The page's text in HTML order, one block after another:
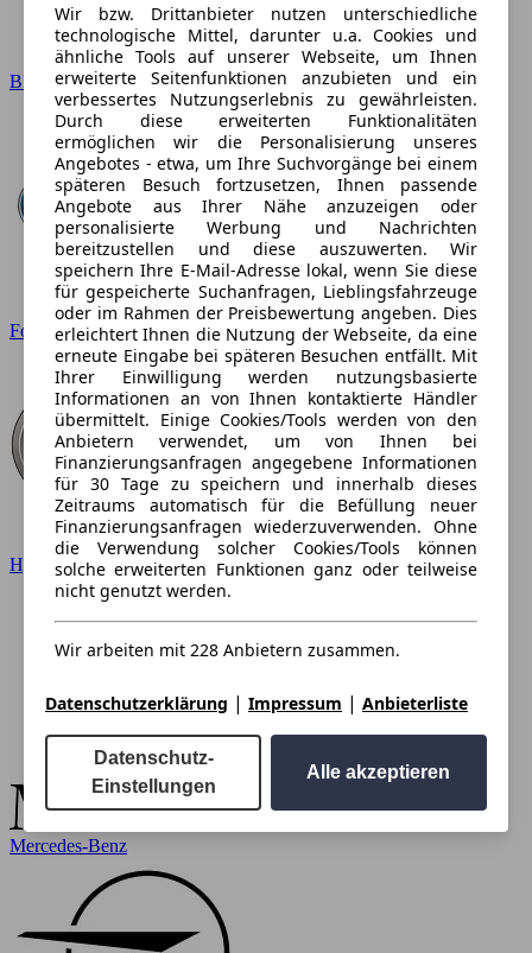
BMW
Ford
Hyundai
Mercedes-Benz
Wir bzw. Drittanbieter nutzen unterschiedliche
technologische Mittel, darunter u.a. Cookies und
ähnliche Tools auf unserer Webseite, um Ihnen
erweiterte Seitenfunktionen anzubieten und ein
verbessertes Nutzungserlebnis zu gewährleisten.
Durch diese erweiterten Funktionalitäten
ermöglichen wir die Personalisierung unseres
Angebotes - etwa, um Ihre Suchvorgänge bei einem
späteren Besuch fortzusetzen, Ihnen passende
Angebote aus Ihrer Nähe anzuzeigen oder
personalisierte Werbung und Nachrichten
bereitzustellen und diese auszuwerten. Wir
speichern Ihre E-Mail-Adresse lokal, wenn Sie diese
für gespeicherte Suchanfragen, Lieblingsfahrzeuge
oder im Rahmen der Preisbewertung angeben. Dies
erleichtert Ihnen die Nutzung der Webseite, da eine
erneute Eingabe bei späteren Besuchen entfällt. Mit
Ihrer Einwilligung werden nutzungsbasierte
Informationen an von Ihnen kontaktierte Händler
übermittelt. Einige Cookies/Tools werden von den
Anbietern verwendet, um von Ihnen bei
Finanzierungsanfragen angegebene Informationen
für 30 Tage zu speichern und innerhalb dieses
Zeitraums automatisch für die Befüllung neuer
Finanzierungsanfragen wiederzuverwenden. Ohne
die Verwendung solcher Cookies/Tools können
solche erweiterten Funktionen ganz oder teilweise
nicht genutzt werden.
Wir arbeiten mit 228 Anbietern zusammen.
Datenschutzerklärung | Impressum | Anbieterliste
Datenschutz-
Einstellungen
Alle akzeptieren